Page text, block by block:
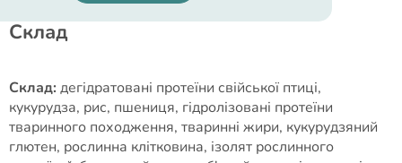
Cклад
Склад: дегідратовані протеїни свійської птиці,
кукурудза, рис, пшениця, гідролізовані протеїни
тваринного походження, тваринні жири, кукурудзяний
глютен, рослинна клітковина, ізолят рослинного